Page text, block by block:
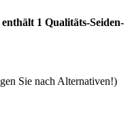
1 Qualitäts-Seiden-
Sie nach Alternativen!)